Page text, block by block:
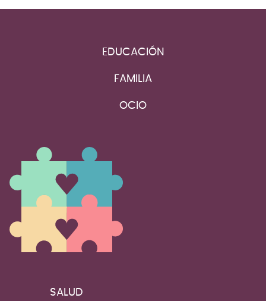
EDUCACIÓN
FAMILIA
OCIO
SALUD